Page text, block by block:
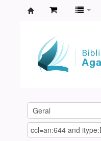
Agamenon
Magalhães